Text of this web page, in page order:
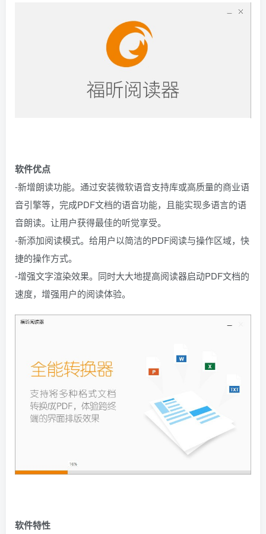
软件优点
-新增朗读功能。通过安装微软语音支持库或高质量的商业语
音引擎等，完成PDF文档的语音功能，且能实现多语言的语
音朗读。让用户获得最佳的听觉享受。
-新添加阅读模式。给用户以简洁的PDF阅读与操作区域，快
捷的操作方式。
-增强文字渲染效果。同时大大地提高阅读器启动PDF文档的
速度，增强用户的阅读体验。
软件特性